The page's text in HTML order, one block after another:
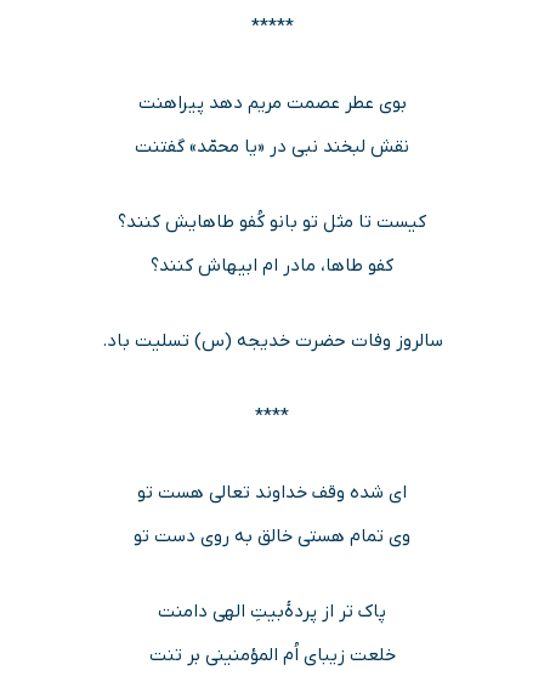
*****
بوی عطر عصمت مریم دهد پیراهنت
نقش لبخند نبی در «یا محمّد» گفتنت
کیست تا مثل تو بانو کُفو طاهایش کنند؟
کفو طاها، مادر ام ابیهاش کنند؟
سالروز وفات حضرت خدیجه (س) تسلیت باد.
****
ای شده وقف خداوند تعالی هست تو
وی تمام هستی خالق به روی دست تو
پاک تر از پردۀبیتِ الهی دامنت
خلعت زیبای اُم المؤمنینی بر تنت